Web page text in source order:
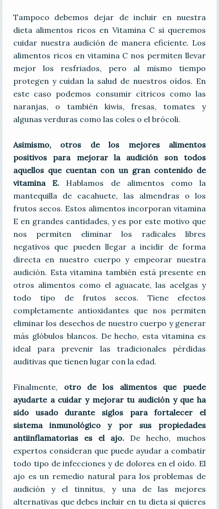
Tampoco debemos dejar de incluir en nuestra
dieta alimentos ricos en Vitamina C si queremos
cuidar nuestra audición de manera eficiente. Los
alimentos ricos en vitamina C nos permiten llevar
mejor los resfriados, pero al mismo tiempo
protegen y cuidan la salud de nuestros oídos. En
este caso podemos consumir cítricos como las
naranjas, o también kiwis, fresas, tomates y
algunas verduras como las coles o el brócoli.
Asimismo, otros de los mejores alimentos
positivos para mejorar la audición son todos
aquellos que cuentan con un gran contenido de
vitamina E. Hablamos de alimentos como la
mantequilla de cacahuete, las almendras o los
frutos secos. Estos alimentos incorporan vitamina
E en grandes cantidades, y es por este motivo que
nos permiten eliminar los radicales libres
negativos que pueden llegar a incidir de forma
directa en nuestro cuerpo y empeorar nuestra
audición. Esta vitamina también está presente en
otros alimentos como el aguacate, las acelgas y
todo tipo de frutos secos. Tiene efectos
completamente antioxidantes que nos permiten
eliminar los desechos de nuestro cuerpo y generar
más glóbulos blancos. De hecho, esta vitamina es
ideal para prevenir las tradicionales pérdidas
auditivas que tienen lugar con la edad.
Finalmente, otro de los alimentos que puede
ayudarte a cuidar y mejorar tu audición y que ha
sido usado durante siglos para fortalecer el
sistema inmunológico y por sus propiedades
antiinflamatorias es el ajo. De hecho, muchos
expertos consideran que puede ayudar a combatir
todo tipo de infecciones y de dolores en el oído. El
ajo es un remedio natural para los problemas de
audición y el tinnitus, y una de las mejores
alternativas que debes incluir en tu dieta si quieres